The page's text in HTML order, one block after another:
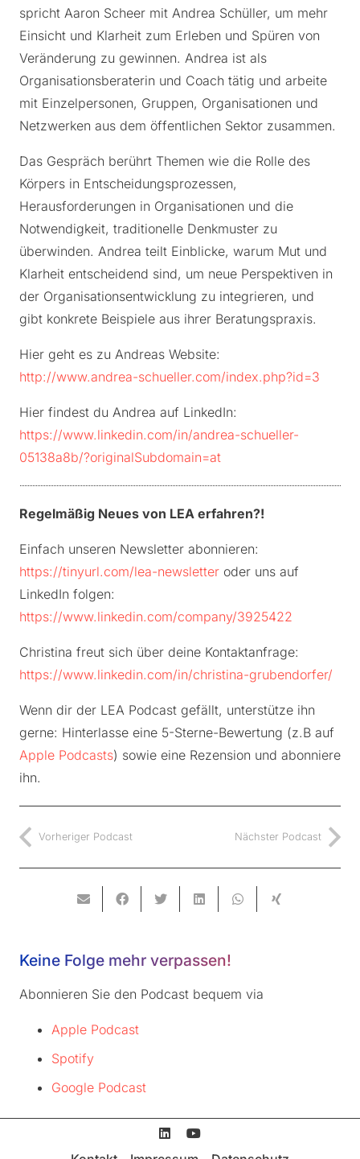
spricht Aaron Scheer mit Andrea Schüller, um mehr
Einsicht und Klarheit zum Erleben und Spüren von
Veränderung zu gewinnen. Andrea ist als
Organisationsberaterin und Coach tätig und arbeite
mit Einzelpersonen, Gruppen, Organisationen und
Netzwerken aus dem öffentlichen Sektor zusammen.
Das Gespräch berührt Themen wie die Rolle des
Körpers in Entscheidungsprozessen,
Herausforderungen in Organisationen und die
Notwendigkeit, traditionelle Denkmuster zu
überwinden. Andrea teilt Einblicke, warum Mut und
Klarheit entscheidend sind, um neue Perspektiven in
der Organisationsentwicklung zu integrieren, und
gibt konkrete Beispiele aus ihrer Beratungspraxis.
Hier geht es zu Andreas Website:
http://www.andrea-schueller.com/index.php?id=3
Hier findest du Andrea auf LinkedIn:
https://www.linkedin.com/in/andrea-schueller-
05138a8b/?originalSubdomain=at
Regelmäßig Neues von LEA erfahren?!
Einfach unseren Newsletter abonnieren:
https://tinyurl.com/lea-newsletter oder uns auf
LinkedIn folgen:
https://www.linkedin.com/company/3925422
Christina freut sich über deine Kontaktanfrage:
https://www.linkedin.com/in/christina-grubendorfer/
Wenn dir der LEA Podcast gefällt, unterstütze ihn
gerne: Hinterlasse eine 5-Sterne-Bewertung (z.B auf
Apple Podcasts) sowie eine Rezension und abonniere
ihn.
Vorheriger Podcast Nächster Podcast
Keine Folge mehr verpassen!
Abonnieren Sie den Podcast bequem via
Apple Podcast
Spotify
Google Podcast